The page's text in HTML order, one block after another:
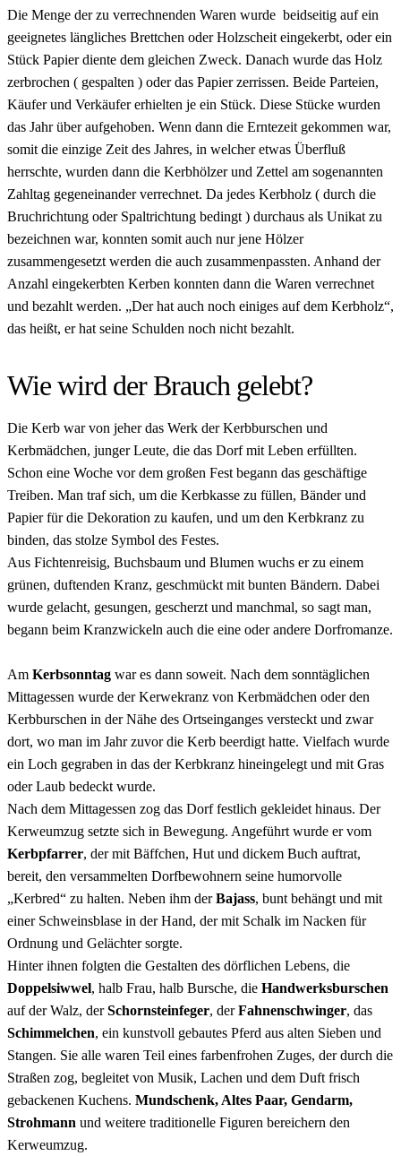
Die Menge der zu verrechnenden Waren wurde beidseitig auf ein
geeignetes längliches Brettchen oder Holzscheit eingekerbt, oder ein
Stück Papier diente dem gleichen Zweck. Danach wurde das Holz
zerbrochen ( gespalten ) oder das Papier zerrissen. Beide Parteien,
Käufer und Verkäufer erhielten je ein Stück. Diese Stücke wurden
das Jahr über aufgehoben. Wenn dann die Erntezeit gekommen war,
somit die einzige Zeit des Jahres, in welcher etwas Überfluß
herrschte, wurden dann die Kerbhölzer und Zettel am sogenannten
Zahltag gegeneinander verrechnet. Da jedes Kerbholz ( durch die
Bruchrichtung oder Spaltrichtung bedingt ) durchaus als Unikat zu
bezeichnen war, konnten somit auch nur jene Hölzer
zusammengesetzt werden die auch zusammenpassten. Anhand der
Anzahl eingekerbten Kerben konnten dann die Waren verrechnet
und bezahlt werden. „Der hat auch noch einiges auf dem Kerbholz“,
das heißt, er hat seine Schulden noch nicht bezahlt.
Wie wird der Brauch gelebt?
Die Kerb war von jeher das Werk der Kerbburschen und
Kerbmädchen, junger Leute, die das Dorf mit Leben erfüllten.
Schon eine Woche vor dem großen Fest begann das geschäftige
Treiben. Man traf sich, um die Kerbkasse zu füllen, Bänder und
Papier für die Dekoration zu kaufen, und um den Kerbkranz zu
binden, das stolze Symbol des Festes.
Aus Fichtenreisig, Buchsbaum und Blumen wuchs er zu einem
grünen, duftenden Kranz, geschmückt mit bunten Bändern. Dabei
wurde gelacht, gesungen, gescherzt und manchmal, so sagt man,
begann beim Kranzwickeln auch die eine oder andere Dorfromanze.
Am Kerbsonntag war es dann soweit. Nach dem sonntäglichen
Mittagessen wurde der Kerwekranz von Kerbmädchen oder den
Kerbburschen in der Nähe des Ortseinganges versteckt und zwar
dort, wo man im Jahr zuvor die Kerb beerdigt hatte. Vielfach wurde
ein Loch gegraben in das der Kerbkranz hineingelegt und mit Gras
oder Laub bedeckt wurde.
Nach dem Mittagessen zog das Dorf festlich gekleidet hinaus. Der
Kerweumzug setzte sich in Bewegung. Angeführt wurde er vom
Kerbpfarrer, der mit Bäffchen, Hut und dickem Buch auftrat,
bereit, den versammelten Dorfbewohnern seine humorvolle
„Kerbred“ zu halten. Neben ihm derBajass, bunt behängt und mit
einer Schweinsblase in der Hand, der mit Schalk im Nacken für
Ordnung und Gelächter sorgte.
Hinter ihnen folgten die Gestalten des dörflichen Lebens, die
Doppelsiwwel, halb Frau, halb Bursche, die Handwerksburschen
auf der Walz, derSchornsteinfeger, derFahnenschwinger, das
Schimmelchen, ein kunstvoll gebautes Pferd aus alten Sieben und
Stangen. Sie alle waren Teil eines farbenfrohen Zuges, der durch die
Straßen zog, begleitet von Musik, Lachen und dem Duft frisch
gebackenen Kuchens. Mundschenk, Altes Paar, Gendarm,
Strohmann und weitere traditionelle Figuren bereichern den
Kerweumzug.